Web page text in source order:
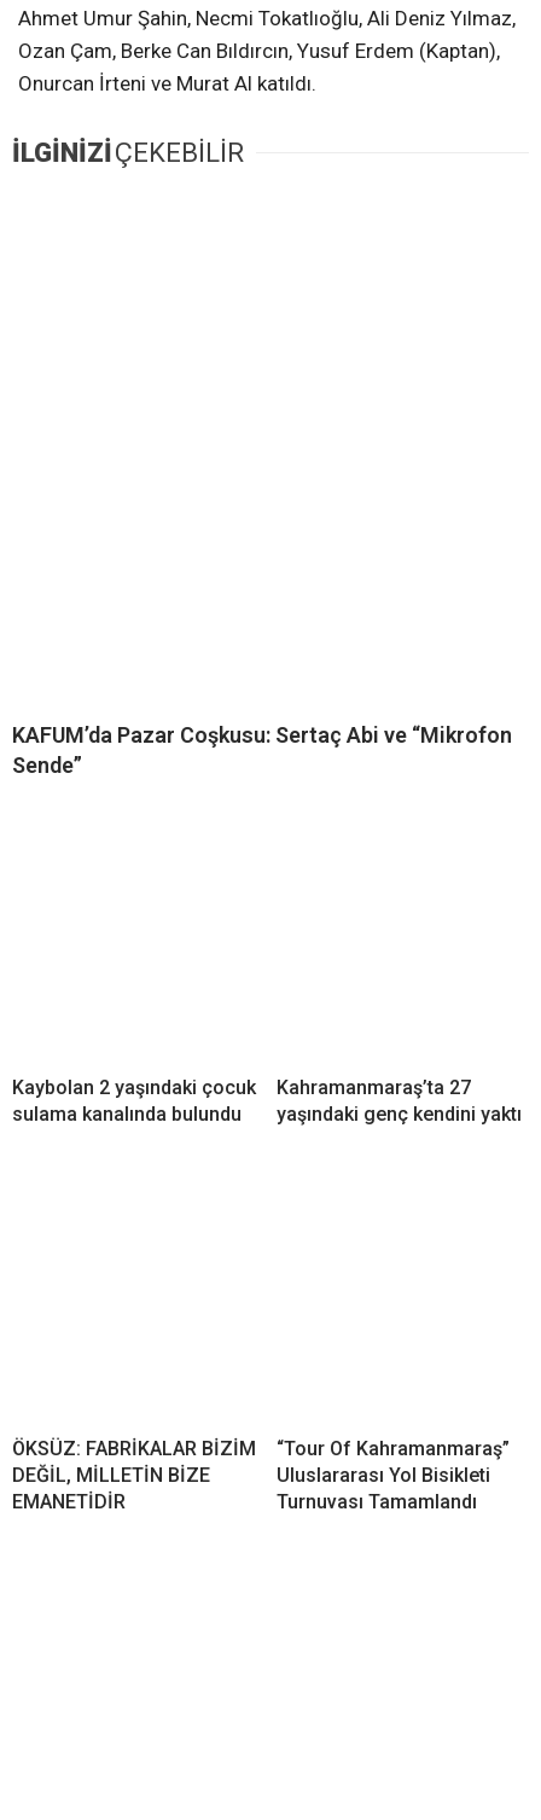
Ahmet Umur Şahin, Necmi Tokatlıoğlu, Ali Deniz Yılmaz,
Ozan Çam, Berke Can Bıldırcın, Yusuf Erdem (Kaptan),
Onurcan İrteni ve Murat Al katıldı.
İLGİNİZİÇEKEBİLİR
KAFUM’da Pazar Coşkusu: Sertaç Abi ve “Mikrofon
Sende”
Kaybolan 2 yaşındaki çocuk
sulama kanalında bulundu
Kahramanmaraş’ta 27
yaşındaki genç kendini yaktı
ÖKSÜZ: FABRİKALAR BİZİM
DEĞİL, MİLLETİN BİZE
EMANETİDİR
“Tour Of Kahramanmaraş”
Uluslararası Yol Bisikleti
Turnuvası Tamamlandı